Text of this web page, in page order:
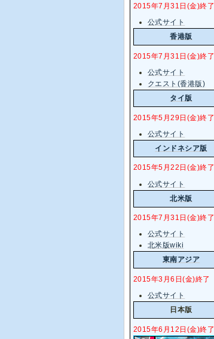
2015年7月31日(金)終了
公式サイト
香港版
2015年7月31日(金)終了
公式サイト
クエスト(香港版)
タイ版
2015年5月29日(金)終了
公式サイト
インドネシア版
2015年5月22日(金)終了
公式サイト
北米版
2015年7月31日(金)終了
公式サイト
北米版wiki
東南アジア
2015年3月6日(金)終了
公式サイト
日本版
2015年6月12日(金)終了